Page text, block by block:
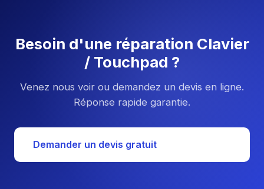
Besoin d'une réparation Clavier
/ Touchpad ?
Venez nous voir ou demandez un devis en ligne.
Réponse rapide garantie.
Demander un devis gratuit